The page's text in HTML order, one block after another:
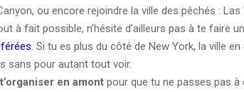
ou encore rejoindre la ville des pêchés :
à fait possible, n’hésite d’ailleurs pas à te faire
. Si tu es plus du côté de New York, la ville
sans pour autant tout voir.
t’organiser en amont pour que tu ne passes pas à